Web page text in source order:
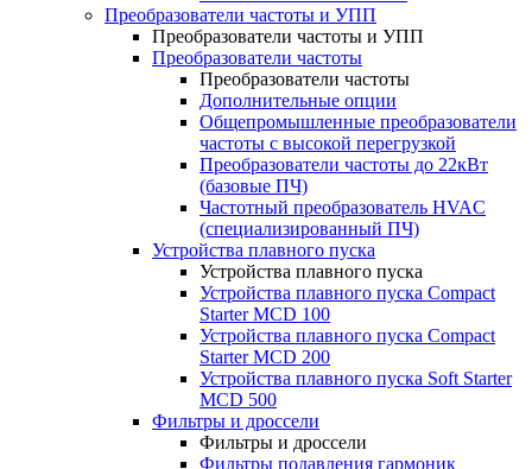
Преобразователи частоты и УПП
Преобразователи частоты и УПП
Преобразователи частоты
Преобразователи частоты
Дополнительные опции
Общепромышленные преобразователи
частоты с высокой перегрузкой
Преобразователи частоты до 22кВт
(базовые ПЧ)
Частотный преобразователь HVAC
(специализированный ПЧ)
Устройства плавного пуска
Устройства плавного пуска
Устройства плавного пуска Compact
Starter MCD 100
Устройства плавного пуска Compact
Starter MCD 200
Устройства плавного пуска Soft Starter
MCD 500
Фильтры и дроссели
Фильтры и дроссели
Фильтры подавления гармоник